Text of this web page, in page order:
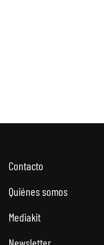
Contacto
Quiénes somos
Mediakit